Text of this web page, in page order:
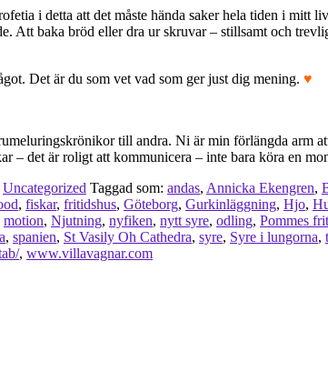
i detta att det måste hända saker hela tiden i mitt
Att baka bröd eller dra ur skruvar – stillsamt och
Det är du som vet vad som ger just dig mening. ♥
till andra. Ni är min förlängda arm
– det är roligt att kommunicera – inte bara köra en
Uncategorized Taggad som: andas, Annicka Ekengren,
, fiskar, fritidshus, Göteborg, Gurkinläggning, Hjo,
motion, Njutning, nyfiken, nytt syre, odling, Pommes
, spanien, St Vasily Oh Cathedra, syre, Syre i lungorna,
, www.villavagnar.com